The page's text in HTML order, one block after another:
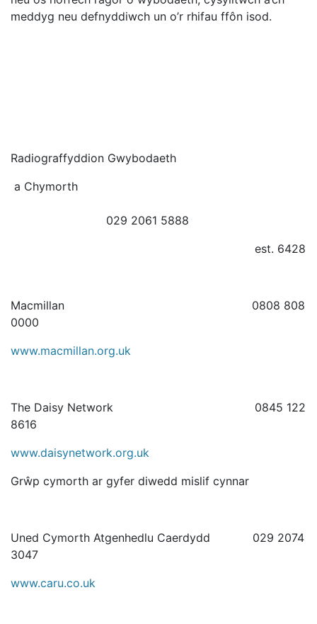
meddyg neu defnyddiwch un o’r rhifau ffôn isod.
Radiograffyddion Gwybodaeth
a Chymorth
029 2061 5888
est. 6428
Macmillan 0808 808
0000
www.macmillan.org.uk
The Daisy Network 0845 122
8616
www.daisynetwork.org.uk
Grŵp cymorth ar gyfer diwedd mislif cynnar
Uned Cymorth Atgenhedlu Caerdydd 029 2074
3047
www.caru.co.uk